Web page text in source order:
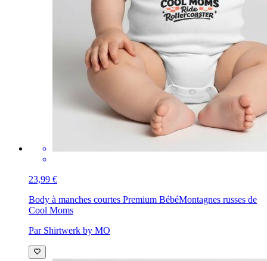
23,99 €
Body à manches courtes Premium BébéMontagnes russes de
Cool Moms
Par Shirtwerk by MO